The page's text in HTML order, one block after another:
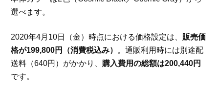
選べます。
2020年4月10日（金）時点における価格設定は、 販売価
格が199,800円（消費税込み） 。通販利用時には別途配
送料（640円）がかかり、 購入費用の総額は200,440円
です。